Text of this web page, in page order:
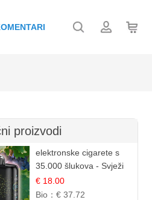
proizvodi
elektronske cigarete s
35.000 šlukova - Svježi
Groždje | Osježavajuća
Voćna Aroma
€ 18.00
Bio： € 37.72